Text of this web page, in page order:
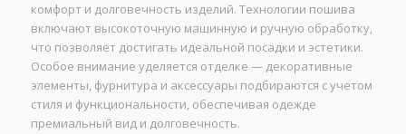
комфорт и долговечность изделий. Технологии пошива
включают высокоточную машинную и ручную обработку,
что позволяет достигать идеальной посадки и эстетики.
Особое внимание уделяется отделке — декоративные
элементы, фурнитура и аксессуары подбираются с учетом
стиля и функциональности, обеспечивая одежде
премиальный вид и долговечность.